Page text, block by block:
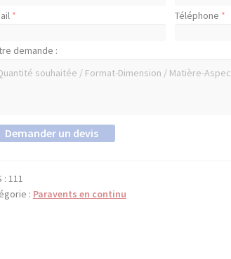
* Téléphone *
demande :
: 111
: Paravents en continu